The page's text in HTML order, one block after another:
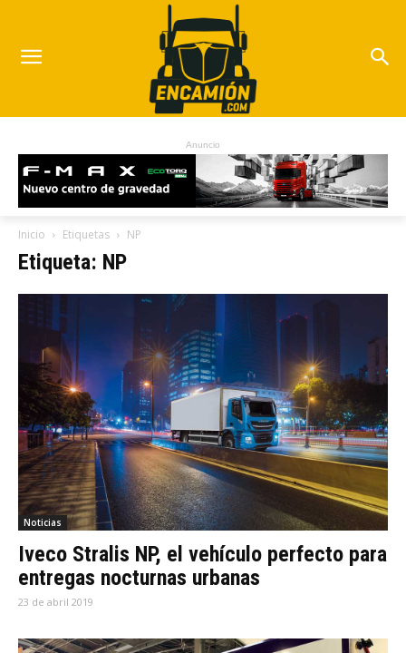
Anuncio
Inicio Etiquetas NP
Etiqueta: NP
Noticias
Iveco Stralis NP, el vehículo perfecto para
entregas nocturnas urbanas
23 de abril 2019